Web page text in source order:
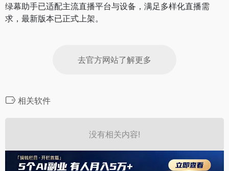
绿幕助手已适配主流直播平台与设备，满足多样化直播需
求，最新版本已正式上架。
去官方网站了解更多
相关软件
没有相关内容!